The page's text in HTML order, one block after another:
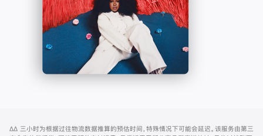
注
∆∆ 三小时为根据过往物流数据推算的预估时间，特殊情况下可能会延迟。该服务由第三